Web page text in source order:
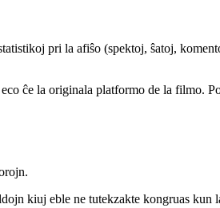
pri la afiŝo (spektoj, ŝatoj,
ĉe la originala platformo de la filmo.
kiuj eble ne tutekzakte kongruas kun